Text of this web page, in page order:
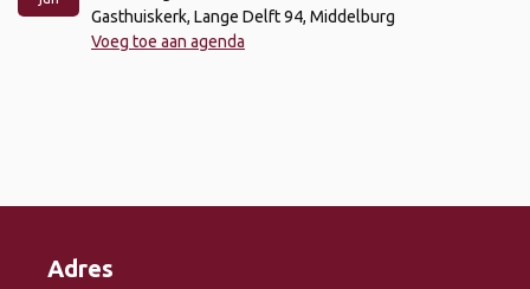
Gasthuiskerk, Lange Delft 94, Middelburg
Voeg toe aan agenda
Adres